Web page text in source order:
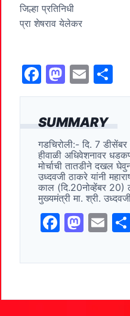
SUMMARY
गडचिरोली:- दि. 7
हीवाळी अधिवेशनावर
मोर्चाची तातडीने दखल
उध्दवजी ठाकरे यांनी
काल (दि.20नोव्हेंबर 20)
मुख्यमंत्री मा. श्री.
F
c
b
M
st
d
E
ai
जिल्हा प्रतिनिधी
प्रा शेषराव येलेकर
F
a
c
e
b
o
o
k
M
a
st
o
d
o
n
E
m
ai
l
h